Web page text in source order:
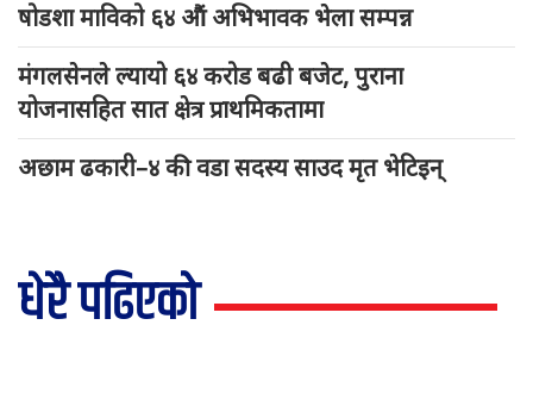
षोडशा माविको ६४ औं अभिभावक भेला सम्पन्न
मंगलसेनले ल्यायो ६४ करोड बढी बजेट, पुराना
योजनासहित सात क्षेत्र प्राथमिकतामा
अछाम ढकारी–४ की वडा सदस्य साउद मृत भेटिइन्
धेरै पढिएको